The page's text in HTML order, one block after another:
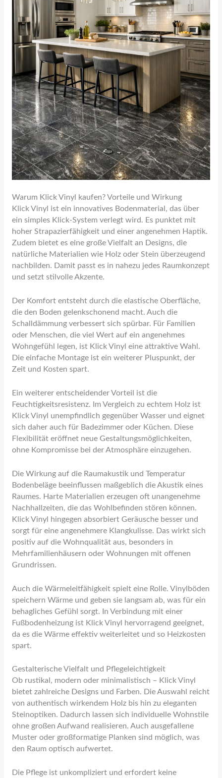
Warum Klick Vinyl kaufen? Vorteile und Wirkung
Klick Vinyl ist ein innovatives Bodenmaterial, das über
ein simples Klick-System verlegt wird. Es punktet mit
hoher Strapazierfähigkeit und einer angenehmen Haptik.
Zudem bietet es eine große Vielfalt an Designs, die
natürliche Materialien wie Holz oder Stein überzeugend
nachbilden. Damit passt es in nahezu jedes Raumkonzept
und setzt stilvolle Akzente.
Der Komfort entsteht durch die elastische Oberfläche,
die den Boden gelenkschonend macht. Auch die
Schalldämmung verbessert sich spürbar. Für Familien
oder Menschen, die viel Wert auf ein angenehmes
Wohngefühl legen, ist Klick Vinyl eine attraktive Wahl.
Die einfache Montage ist ein weiterer Pluspunkt, der
Zeit und Kosten spart.
Ein weiterer entscheidender Vorteil ist die
Feuchtigkeitsresistenz. Im Vergleich zu echtem Holz ist
Klick Vinyl unempfindlich gegenüber Wasser und eignet
sich daher auch für Badezimmer oder Küchen. Diese
Flexibilität eröffnet neue Gestaltungsmöglichkeiten,
ohne Kompromisse bei der Atmosphäre einzugehen.
Die Wirkung auf die Raumakustik und Temperatur
Bodenbeläge beeinflussen maßgeblich die Akustik eines
Raumes. Harte Materialien erzeugen oft unangenehme
Nachhallzeiten, die das Wohlbefinden stören können.
Klick Vinyl hingegen absorbiert Geräusche besser und
sorgt für eine angenehmere Klangkulisse. Das wirkt sich
positiv auf die Wohnqualität aus, besonders in
Mehrfamilienhäusern oder Wohnungen mit offenen
Grundrissen.
Auch die Wärmeleitfähigkeit spielt eine Rolle. Vinylböden
speichern Wärme und geben sie langsam ab, was für ein
behagliches Gefühl sorgt. In Verbindung mit einer
Fußbodenheizung ist Klick Vinyl hervorragend geeignet,
da es die Wärme effektiv weiterleitet und so Heizkosten
spart.
Gestalterische Vielfalt und Pflegeleichtigkeit
Ob rustikal, modern oder minimalistisch – Klick Vinyl
bietet zahlreiche Designs und Farben. Die Auswahl reicht
von authentisch wirkendem Holz bis hin zu eleganten
Steinoptiken. Dadurch lassen sich individuelle Wohnstile
ohne großen Aufwand realisieren. Auch ausgefallene
Muster oder großformatige Planken sind möglich, was
den Raum optisch aufwertet.
Die Pflege ist unkompliziert und erfordert keine